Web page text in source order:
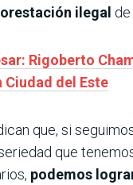
ilegal de
Rigoberto
Ciudad del Este
que, si
que
podemos